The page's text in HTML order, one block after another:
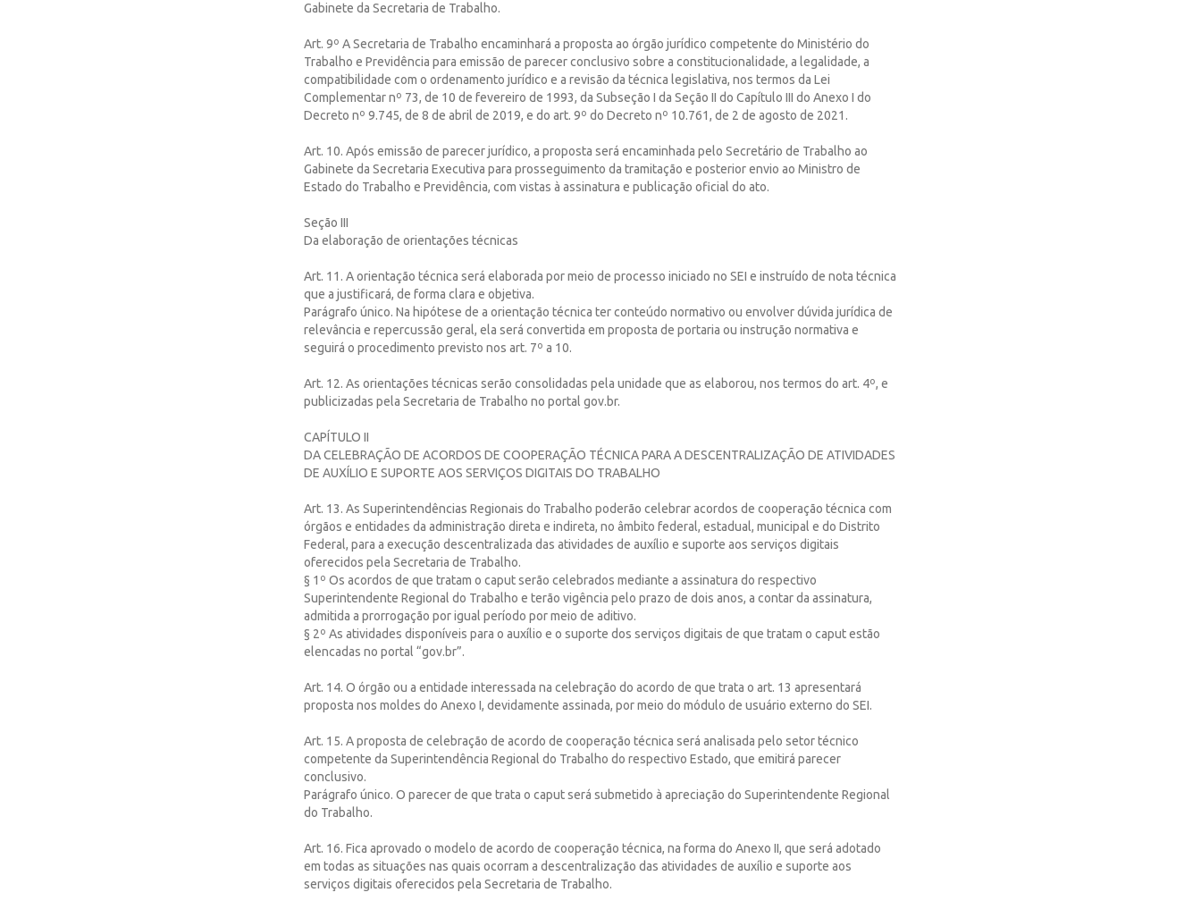
Gabinete da Secretaria de Trabalho.
Art. 9º A Secretaria de Trabalho encaminhará a proposta ao órgão jurídico competente do Ministério do
Trabalho e Previdência para emissão de parecer conclusivo sobre a constitucionalidade, a legalidade, a
compatibilidade com o ordenamento jurídico e a revisão da técnica legislativa, nos termos da Lei
Complementar nº 73, de 10 de fevereiro de 1993, da Subseção I da Seção II do Capítulo III do Anexo I do
Decreto nº 9.745, de 8 de abril de 2019, e do art. 9º do Decreto nº 10.761, de 2 de agosto de 2021.
Art. 10. Após emissão de parecer jurídico, a proposta será encaminhada pelo Secretário de Trabalho ao
Gabinete da Secretaria Executiva para prosseguimento da tramitação e posterior envio ao Ministro de
Estado do Trabalho e Previdência, com vistas à assinatura e publicação oficial do ato.
Seção III
Da elaboração de orientações técnicas
Art. 11. A orientação técnica será elaborada por meio de processo iniciado no SEI e instruído de nota técnica
que a justificará, de forma clara e objetiva.
Parágrafo único. Na hipótese de a orientação técnica ter conteúdo normativo ou envolver dúvida jurídica de
relevância e repercussão geral, ela será convertida em proposta de portaria ou instrução normativa e
seguirá o procedimento previsto nos art. 7º a 10.
Art. 12. As orientações técnicas serão consolidadas pela unidade que as elaborou, nos termos do art. 4º, e
publicizadas pela Secretaria de Trabalho no portal gov.br.
CAPÍTULO II
DA CELEBRAÇÃO DE ACORDOS DE COOPERAÇÃO TÉCNICA PARA A DESCENTRALIZAÇÃO DE ATIVIDADES
DE AUXÍLIO E SUPORTE AOS SERVIÇOS DIGITAIS DO TRABALHO
Art. 13. As Superintendências Regionais do Trabalho poderão celebrar acordos de cooperação técnica com
órgãos e entidades da administração direta e indireta, no âmbito federal, estadual, municipal e do Distrito
Federal, para a execução descentralizada das atividades de auxílio e suporte aos serviços digitais
oferecidos pela Secretaria de Trabalho.
§ 1º Os acordos de que tratam o caput serão celebrados mediante a assinatura do respectivo
Superintendente Regional do Trabalho e terão vigência pelo prazo de dois anos, a contar da assinatura,
admitida a prorrogação por igual período por meio de aditivo.
§ 2º As atividades disponíveis para o auxílio e o suporte dos serviços digitais de que tratam o caput estão
elencadas no portal “gov.br”.
Art. 14. O órgão ou a entidade interessada na celebração do acordo de que trata o art. 13 apresentará
proposta nos moldes do Anexo I, devidamente assinada, por meio do módulo de usuário externo do SEI.
Art. 15. A proposta de celebração de acordo de cooperação técnica será analisada pelo setor técnico
competente da Superintendência Regional do Trabalho do respectivo Estado, que emitirá parecer
conclusivo.
Parágrafo único. O parecer de que trata o caput será submetido à apreciação do Superintendente Regional
do Trabalho.
Art. 16. Fica aprovado o modelo de acordo de cooperação técnica, na forma do Anexo II, que será adotado
em todas as situações nas quais ocorram a descentralização das atividades de auxílio e suporte aos
serviços digitais oferecidos pela Secretaria de Trabalho.